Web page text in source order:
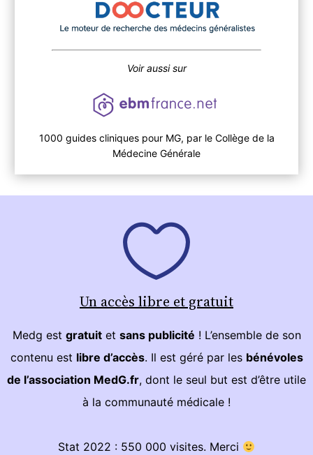
Voir aussi sur
1000 guides cliniques pour MG, par le Collège de la
Médecine Générale
Un accès libre et gratuit
Medg est gratuitet sans publicité ! L’ensemble de son
contenu est libre d’accès. Il est géré par les bénévoles
de l’association MedG.fr, dont le seul but est d’être utile
à la communauté médicale !
Stat 2022 : 550 000 visites. Merci